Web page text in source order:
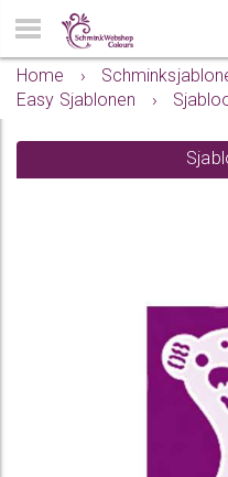
Home
›
Easy Sjablonen
›